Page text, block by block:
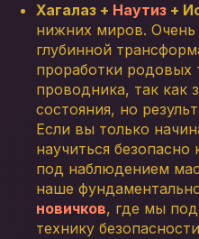
Хагалаз + Наутиз +
нижних миров. Очень
глубинной
проработки родовых
проводника, так как
состояния, но
Если вы только
научиться
под наблюдением
наше
новичков, где мы
технику